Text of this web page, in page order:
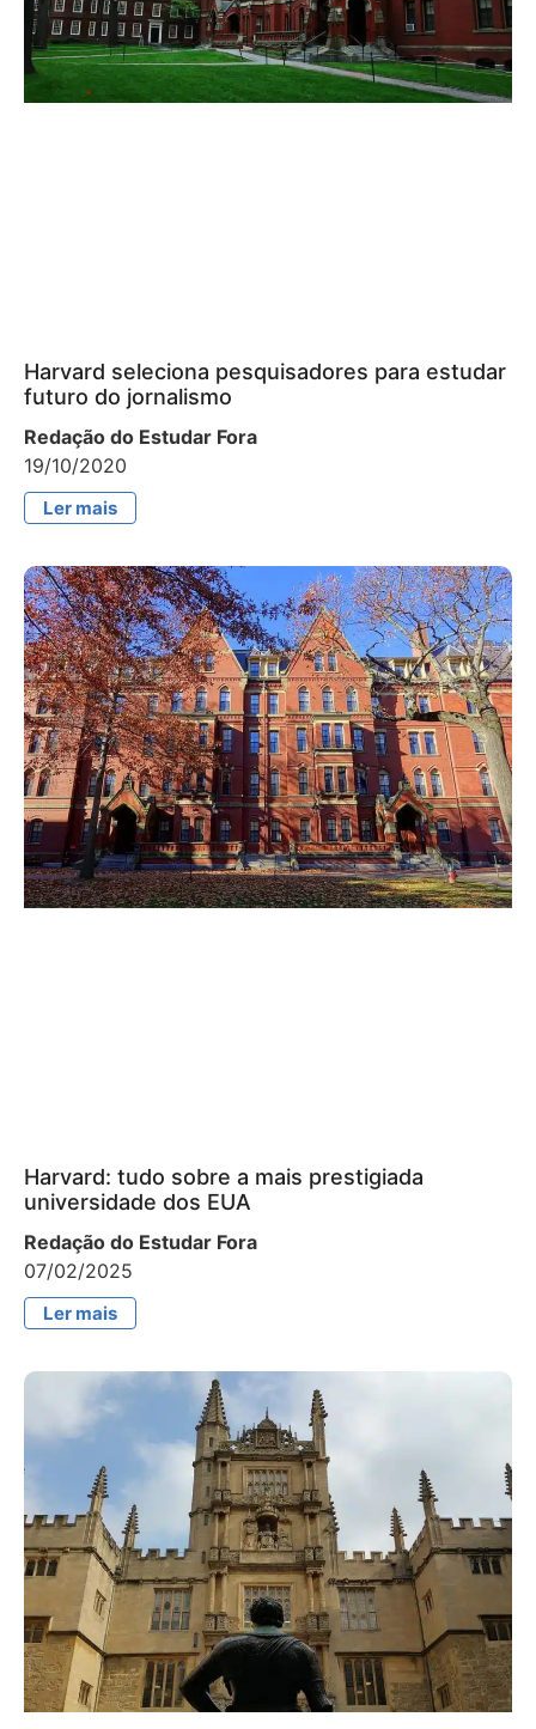
Harvard seleciona pesquisadores para estudar
futuro do jornalismo
Redação do Estudar Fora
19/10/2020
Ler mais
Harvard: tudo sobre a mais prestigiada
universidade dos EUA
Redação do Estudar Fora
07/02/2025
Ler mais